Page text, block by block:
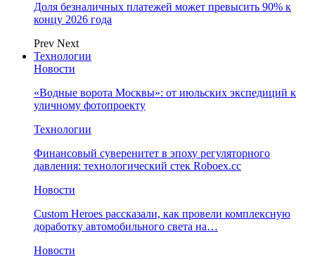
Доля безналичных платежей может превысить 90% к
концу 2026 года
Prev Next
Технологии
Новости
«Водные ворота Москвы»: от июльских экспедиций к
уличному фотопроекту
Технологии
Финансовый суверенитет в эпоху регуляторного
давления: технологический стек Roboex.cc
Новости
Custom Heroes рассказали, как провели комплексную
доработку автомобильного света на…
Новости